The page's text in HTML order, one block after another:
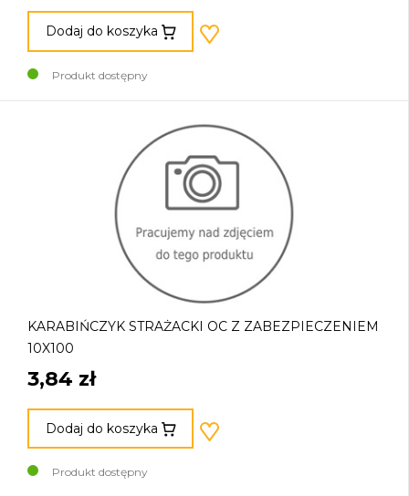
Dodaj do koszyka
Produkt dostępny
KARABIŃCZYK STRAŻACKI OC Z ZABEZPIECZENIEM
10X100
3,84 zł
Dodaj do koszyka
Produkt dostępny